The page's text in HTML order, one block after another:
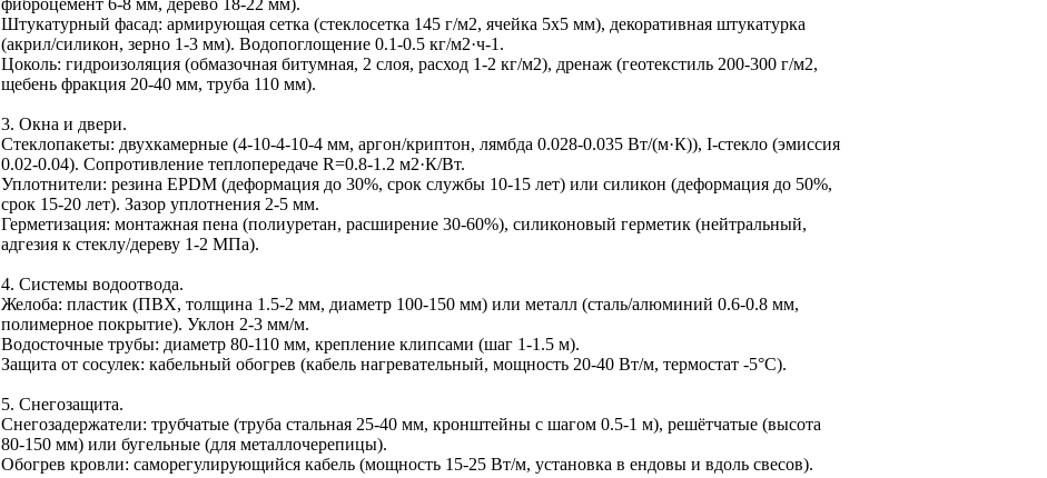
Штукатурный фасад: армирующая сетка (стеклосетка 145 г/м2, ячейка 5x5 мм), декоративная штукатурка
(акрил/силикон, зерно 1-3 мм). Водопоглощение 0.1-0.5 кг/м2·ч-1.
Цоколь: гидроизоляция (обмазочная битумная, 2 слоя, расход 1-2 кг/м2), дренаж (геотекстиль 200-300 г/м2,
щебень фракция 20-40 мм, труба 110 мм).
3. Окна и двери.
Стеклопакеты: двухкамерные (4-10-4-10-4 мм, аргон/криптон, лямбда 0.028-0.035 Вт/(м·К)), I-стекло (эмиссия
0.02-0.04). Сопротивление теплопередаче R=0.8-1.2 м2·К/Вт.
Уплотнители: резина EPDM (деформация до 30%, срок службы 10-15 лет) или силикон (деформация до 50%,
срок 15-20 лет). Зазор уплотнения 2-5 мм.
Герметизация: монтажная пена (полиуретан, расширение 30-60%), силиконовый герметик (нейтральный,
адгезия к стеклу/дереву 1-2 МПа).
4. Системы водоотвода.
Желоба: пластик (ПВХ, толщина 1.5-2 мм, диаметр 100-150 мм) или металл (сталь/алюминий 0.6-0.8 мм,
полимерное покрытие). Уклон 2-3 мм/м.
Водосточные трубы: диаметр 80-110 мм, крепление клипсами (шаг 1-1.5 м).
Защита от сосулек: кабельный обогрев (кабель нагревательный, мощность 20-40 Вт/м, термостат -5°C).
5. Снегозащита.
Снегозадержатели: трубчатые (труба стальная 25-40 мм, кронштейны с шагом 0.5-1 м), решётчатые (высота
80-150 мм) или бугельные (для металлочерепицы).
Обогрев кровли: саморегулирующийся кабель (мощность 15-25 Вт/м, установка в ендовы и вдоль свесов).